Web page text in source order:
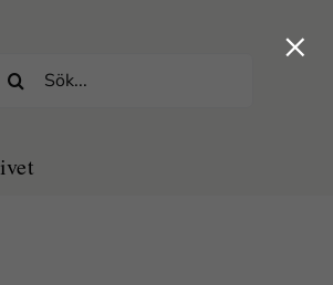
efter:
×